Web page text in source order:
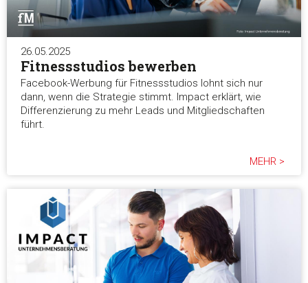
26.05.2025
Fitnessstudios bewerben
Facebook-Werbung für Fitnessstudios lohnt sich nur
dann, wenn die Strategie stimmt. Impact erklärt, wie
Differenzierung zu mehr Leads und Mitgliedschaften
führt.
MEHR >